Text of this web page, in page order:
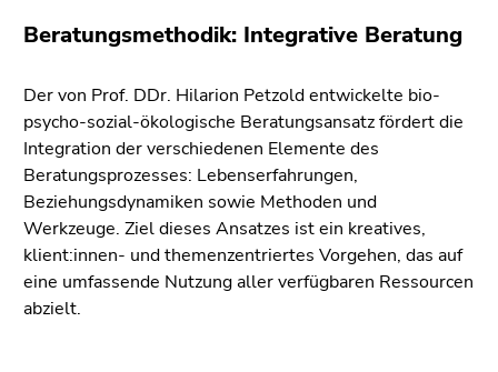
Beratungsmethodik: Integrative Beratung
Der von Prof. DDr. Hilarion Petzold entwickelte bio-
psycho-sozial-ökologische Beratungsansatz fördert die
Integration der verschiedenen Elemente des
Beratungsprozesses: Lebens­erfahrungen,
Beziehungsdynamiken sowie Methoden und
Werkzeuge. Ziel dieses Ansatzes ist ein kreatives,
klient:innen- und themenzentriertes Vorgehen, das auf
eine umfassende Nutzung aller verfügbaren Ressourcen
abzielt.